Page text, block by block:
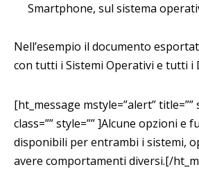
Smartphone, sul sistema
Nell’esempio il documento
con tutti i Sistemi Operativi e tutti i
[ht_message mstyle=”alert” title=””
class=”” style=”” ]Alcune opzioni e
disponibili per entrambi i sistemi,
avere comportamenti diversi.[/